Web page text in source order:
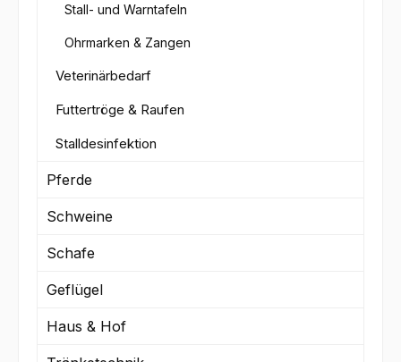
Stall- und Warntafeln
Ohrmarken & Zangen
Veterinärbedarf
Futtertröge & Raufen
Stalldesinfektion
Pferde
Schweine
Schafe
Geflügel
Haus & Hof